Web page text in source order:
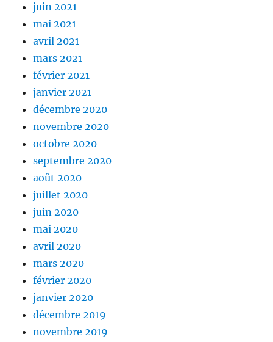
juin 2021
mai 2021
avril 2021
mars 2021
février 2021
janvier 2021
décembre 2020
novembre 2020
octobre 2020
septembre 2020
août 2020
juillet 2020
juin 2020
mai 2020
avril 2020
mars 2020
février 2020
janvier 2020
décembre 2019
novembre 2019